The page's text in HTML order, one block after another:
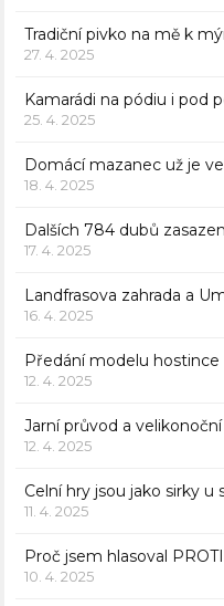
Tradiční pivko na mě k
27. 4. 2025
Kamarádi na pódiu i pod
25. 4. 2025
Domácí mazanec už je
18. 4. 2025
Dalších 784 dubů
17. 4. 2025
Landfrasova zahrada a
16. 4. 2025
Předání modelu hostince
12. 4. 2025
Jarní průvod a
12. 4. 2025
Celní hry jsou jako sirky u
11. 4. 2025
Proč jsem hlasoval
10. 4. 2025